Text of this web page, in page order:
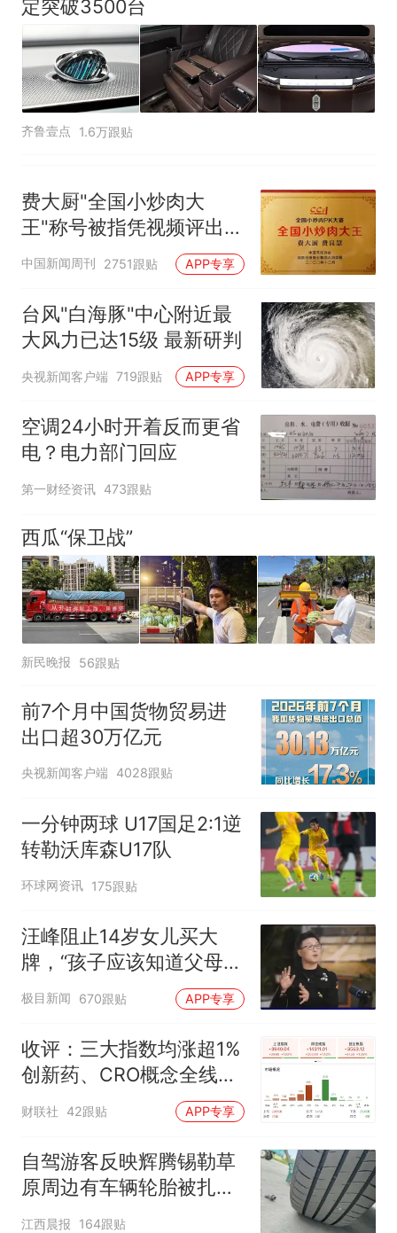
定突破3500台
齐鲁壹点 1.6万跟贴
费大厨"全国小炒肉大
王"称号被指凭视频评出
官方回应
中国新闻周刊 2751跟贴 APP专享
台风"白海豚"中心附近最
大风力已达15级 最新研判
央视新闻客户端 719跟贴 APP专享
空调24小时开着反而更省
电？电力部门回应
第一财经资讯 473跟贴
西瓜“保卫战”
新民晚报 56跟贴
前7个月中国货物贸易进
出口超30万亿元
央视新闻客户端 4028跟贴
一分钟两球 U17国足2:1逆
转勒沃库森U17队
环球网资讯 175跟贴
汪峰阻止14岁女儿买大
牌，“孩子应该知道父母的
不易”，称自己买衣服80%
极目新闻 670跟贴 APP专享
收评：三大指数均涨超1%
创新药、CRO概念全线走
强
财联社 42跟贴 APP专享
自驾游客反映辉腾锡勒草
原周边有车辆轮胎被扎，
修理店铺换胎价格高达千
江西晨报 164跟贴